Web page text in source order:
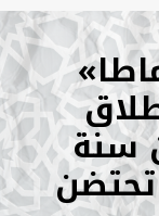
سنة
تحتضن